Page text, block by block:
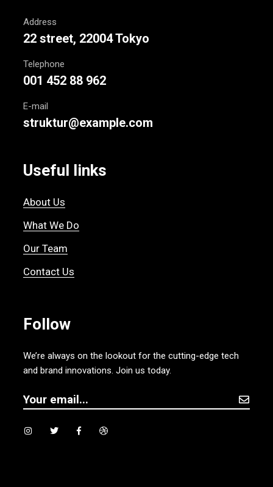
Address
22 street, 22004 Tokyo
Telephone
001 452 88 962
E-mail
struktur@example.com
Useful links
About Us
What We Do
Our Team
Contact Us
Follow
We’re always on the lookout for the cutting-edge tech
and brand innovations. Join us today.